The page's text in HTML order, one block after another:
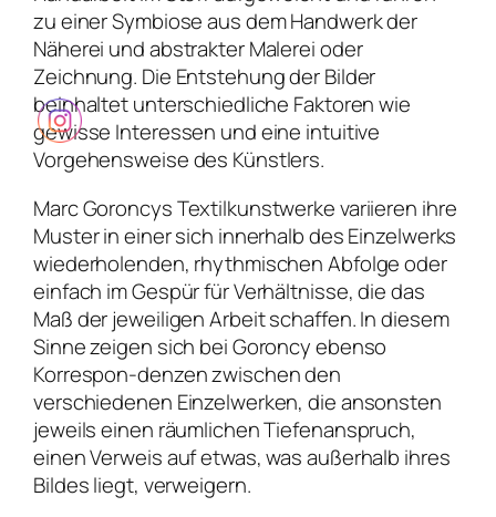
zu einer Symbiose aus dem Handwerk der
Näherei und abstrakter Malerei oder
Zeichnung. Die Entstehung der Bilder
beinhaltet unterschiedliche Faktoren wie
gewisse Interessen und eine intuitive
Vorgehensweise des Künstlers.
Marc Goroncys Textilkunstwerke variieren ihre
Muster in einer sich innerhalb des Einzelwerks
wiederholenden, rhythmischen Abfolge oder
einfach im Gespür für Verhältnisse, die das
Maß der jeweiligen Arbeit schaffen. In diesem
Sinne zeigen sich bei Goroncy ebenso
Korrespon-denzen zwischen den
verschiedenen Einzelwerken, die ansonsten
jeweils einen räumlichen Tiefenanspruch,
einen Verweis auf etwas, was außerhalb ihres
Bildes liegt, verweigern.